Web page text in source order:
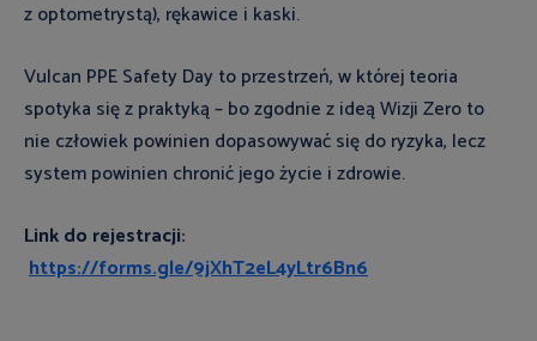
z optometrystą), rękawice i kaski.
Vulcan PPE Safety Day to przestrzeń, w której teoria
spotyka się z praktyką – bo zgodnie z ideą Wizji Zero to
nie człowiek powinien dopasowywać się do ryzyka, lecz
system powinien chronić jego życie i zdrowie.
Link do rejestracji:
https://forms.gle/9jXhT2eL4yLtr6Bn6